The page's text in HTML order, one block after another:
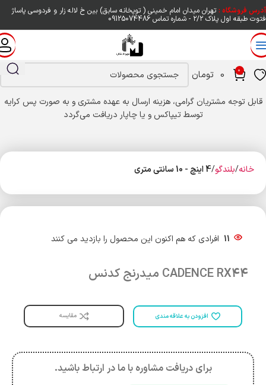
آدرس فروشگاه :تهران میدان امام خمینی ( توپخانه سابق) بین خ لاله زار و فردوسی پاساژ
فتوت طبقه اول پلاک ۲/۲ - شماره تماس 09125074486
0
0 تومان
قابل توجه مشتریان گرامی، هزینه ارسال به عهده مشتری و به صورت پس کرایه
توسط تیپاکس و یا چاپار دریافت می‌گردد
خانه بلندگو 4 اینچ - 10 سانتی متری
11 افرادی که هم اکنون این محصول را بازدید می کنند
CADENCE RX44 میدرنج کدنس
افزودن به علاقه مندی مقایسه
برای دریافت مشاوره با ما در ارتباط باشید.